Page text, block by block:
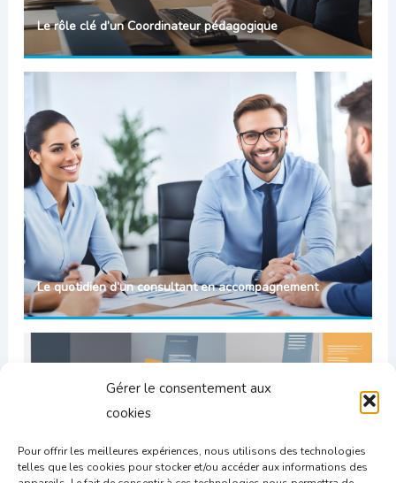
Gérer le consentement aux
cookies
Pour offrir les meilleures expériences, nous utilisons des technologies
telles que les cookies pour stocker et/ou accéder aux informations des
Le rôle clé d’un Coordinateur pédagogique
Le quotidien d’un consultant en accompagnement